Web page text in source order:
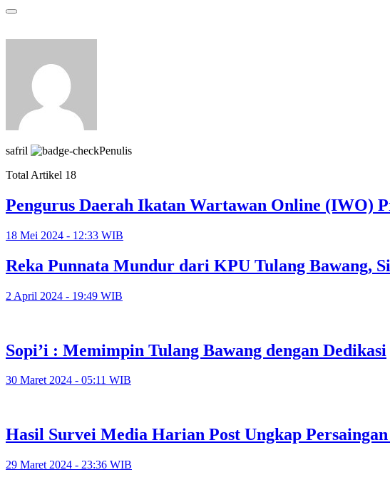
safril
Penulis
Total Artikel 18
Pengurus Daerah Ikatan Wartawan Online (IWO)
18 Mei 2024 - 12:33 WIB
Reka Punnata Mundur dari KPU Tulang Bawang,
2 April 2024 - 19:49 WIB
Sopi’i : Memimpin Tulang Bawang dengan Dedikasi
30 Maret 2024 - 05:11 WIB
Hasil Survei Media Harian Post Ungkap
29 Maret 2024 - 23:36 WIB